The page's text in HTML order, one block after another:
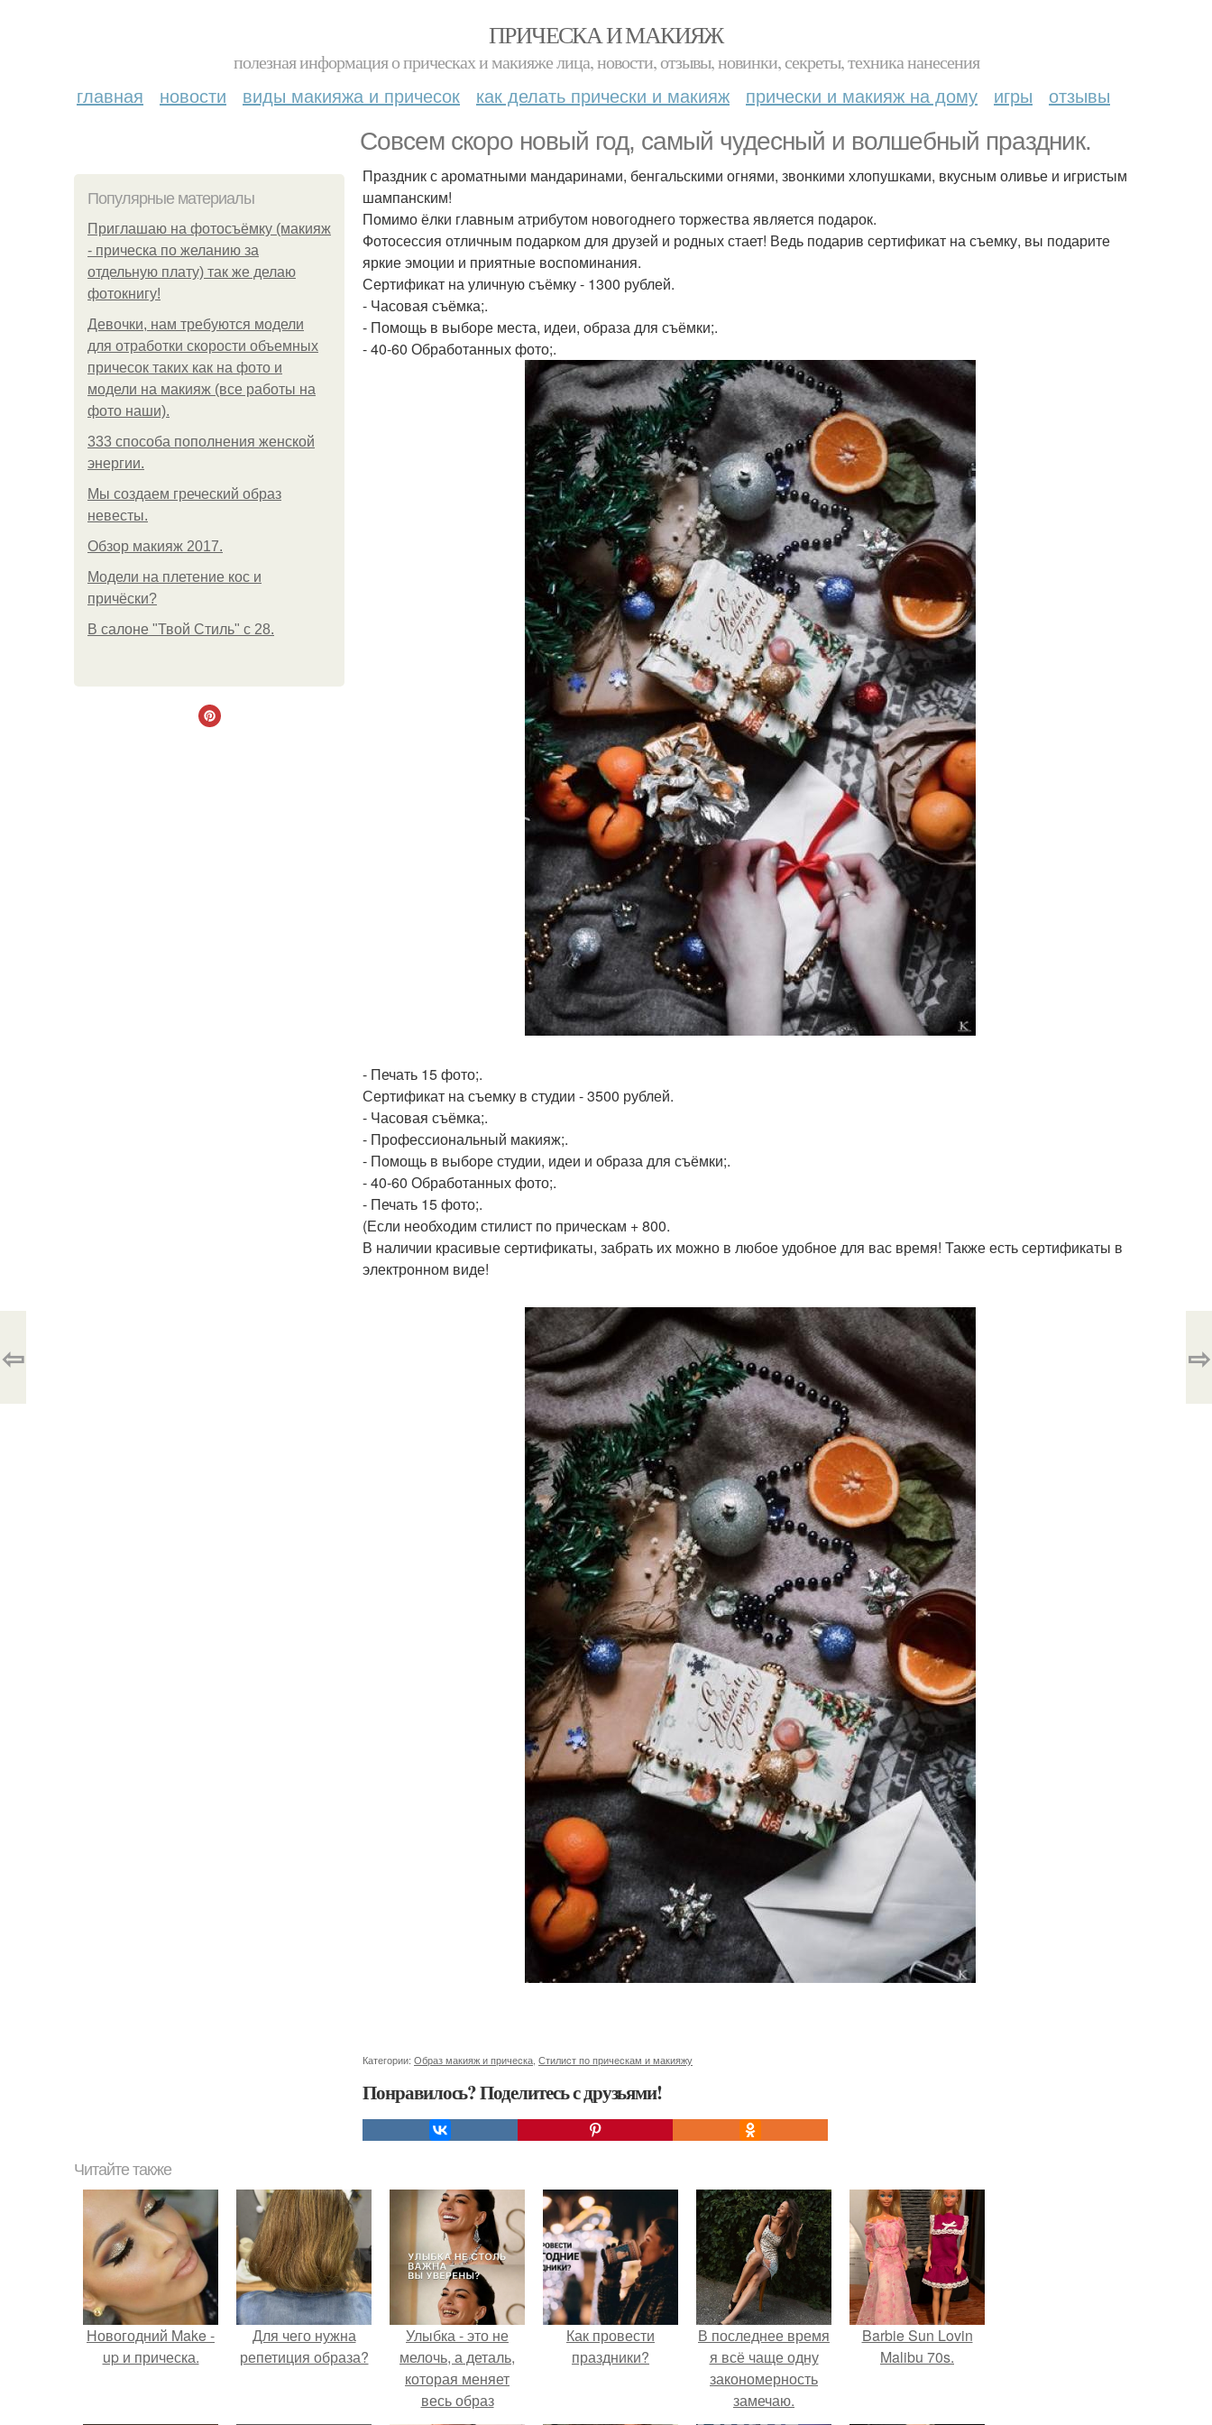
ПРИЧЕСКА И МАКИЯЖ
полезная информация о прическах и макияже лица, новости, отзывы, новинки, секреты, техника нанесения
главная новости виды макияжа и причесок как делать прически и макияж прически и макияж на дому игры отзывы
Совсем скоро новый год, самый чудесный и волшебный праздник.
Популярные материалы
Приглашаю на фотосъёмку (макияж
- прическа по желанию за
отдельную плату) так же делаю
фотокнигу!
Девочки, нам требуются модели
для отработки скорости объемных
причесок таких как на фото и
модели на макияж (все работы на
фото наши).
333 способа пополнения женской
энергии.
Мы создаем греческий образ
невесты.
Обзор макияж 2017.
Модели на плетение кос и
причёски?
В салоне "Твой Стиль" с 28.
Праздник с ароматными мандаринами, бенгальскими огнями, звонкими хлопушками, вкусным оливье и игристым
шампанским!
Помимо ёлки главным атрибутом новогоднего торжества является подарок.
Фотосессия отличным подарком для друзей и родных стает! Ведь подарив сертификат на съемку, вы подарите
яркие эмоции и приятные воспоминания.
Сертификат на уличную съёмку - 1300 рублей.
- Часовая съёмка;.
- Помощь в выборе места, идеи, образа для съёмки;.
- 40-60 Обработанных фото;.
- Печать 15 фото;.
Сертификат на съемку в студии - 3500 рублей.
- Часовая съёмка;.
- Профессиональный макияж;.
- Помощь в выборе студии, идеи и образа для съёмки;.
- 40-60 Обработанных фото;.
- Печать 15 фото;.
(Если необходим стилист по прическам + 800.
В наличии красивые сертификаты, забрать их можно в любое удобное для вас время! Также есть сертификаты в
электронном виде!
Категории: Образ макияж и прическа Стилист по прическам и макияжу
Понравилось? Поделитесь с друзьями!
⇦ ⇨
Читайте также
Новогодний Make -
up и прическа.
Для чего нужна
репетиция образа?
Улыбка - это не
мелочь, а деталь,
которая меняет
весь образ
Как провести
праздники?
В последнее время
я всё чаще одну
закономерность
замечаю.
Barbie Sun Lovin
Malibu 70s.